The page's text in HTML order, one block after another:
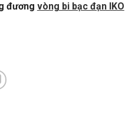
đương vòng bi bạc đạn IKO